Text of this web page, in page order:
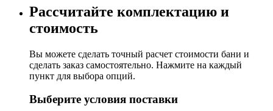
Рассчитайте комплектацию и
стоимость
Вы можете сделать точный расчет стоимости бани и
сделать заказ самостоятельно. Нажмите на каждый
пункт для выбора опций.
Выберите условия поставки